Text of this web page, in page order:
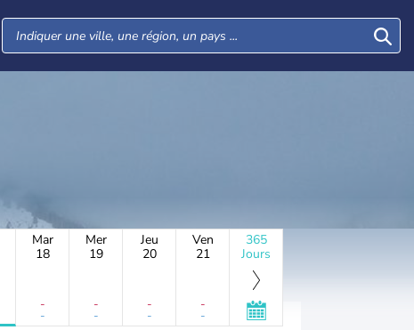
Mar
18
-
-
Mer
19
-
-
Jeu
20
-
-
Ven
21
-
-
365
Jours